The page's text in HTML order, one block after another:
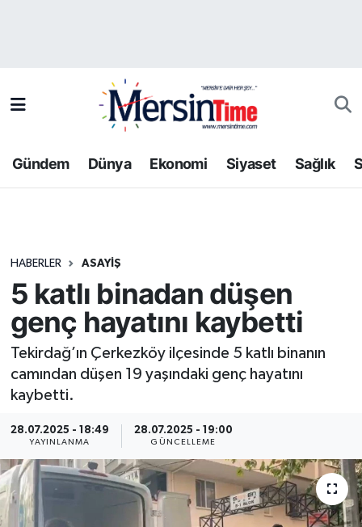
Gündem Dünya Ekonomi Siyaset Sağlık
HABERLER ASAYIŞ
5 katlı binadan düşen
genç hayatını kaybetti
Tekirdağ’ın Çerkezköy ilçesinde 5 katlı binanın
camından düşen 19 yaşındaki genç hayatını
kaybetti.
28.07.2025 - 18:49
YAYINLANMA
28.07.2025 - 19:00
GÜNCELLEME
Bilim-Teknoloji
Dünya
Ekonomi
Gündem
Kültür-Sanat
Resmi İlan
Sağlık
Siyaset
Trafik Durumu
Tüm Manşetler
Haber Arşivi